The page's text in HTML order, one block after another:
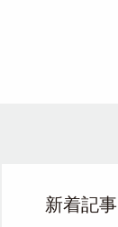
新着記事